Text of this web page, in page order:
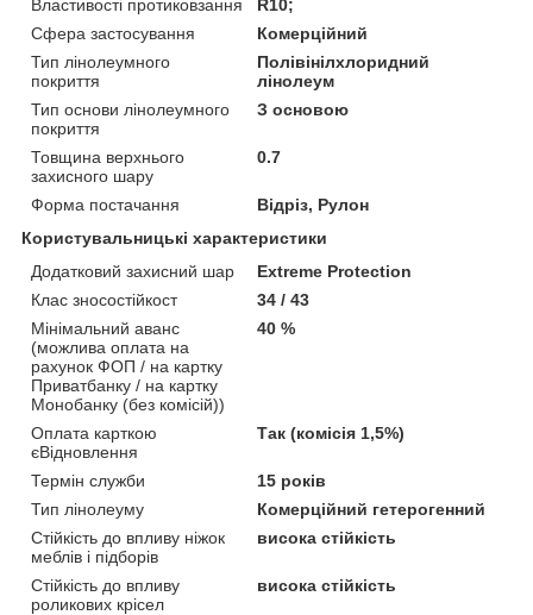
Властивості протиковзання
R10;
Сфера застосування
Комерційний
Тип лінолеумного
покриття
Полівінілхлоридний
лінолеум
Тип основи лінолеумного
покриття
З основою
Товщина верхнього
захисного шару
0.7
Форма постачання
Відріз, Рулон
Користувальницькі характеристики
Додатковий захисний шар
Extreme Protection
Клас зносостійкост
34 / 43
Мінімальний аванс
(можлива оплата на
рахунок ФОП / на картку
Приватбанку / на картку
Монобанку (без комісій))
40 %
Оплата карткою
єВідновлення
Так (комісія 1,5%)
Термін служби
15 років
Тип лінолеуму
Комерційний гетерогенний
Стійкість до впливу ніжок
меблів і підборів
висока стійкість
Стійкість до впливу
роликових крісел
висока стійкість